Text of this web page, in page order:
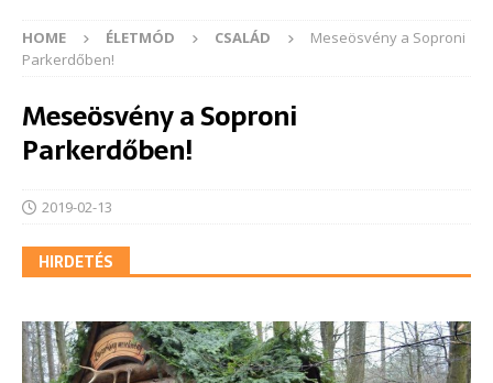
HOME ÉLETMÓD CSALÁD
Meseösvény a Soproni
Parkerdőben!
Meseösvény a Soproni
Parkerdőben!
2019-02-13
HIRDETÉS